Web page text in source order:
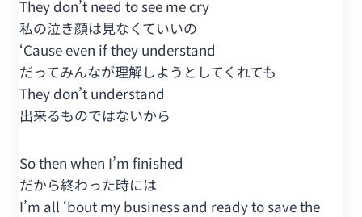
They don’t need to see me cry
私の泣き顔は見なくていいの
‘Cause even if they understand
だってみんなが理解しようとしてくれても
They don’t understand
出来るものではないから
So then when I’m finished
だから終わった時には
I’m all ‘bout my business and ready to save the